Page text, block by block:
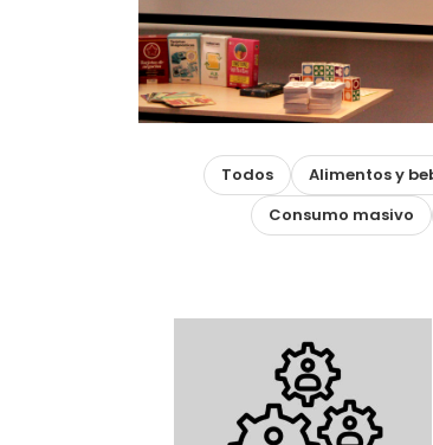
Todos Alimentos y
Consumo masivo